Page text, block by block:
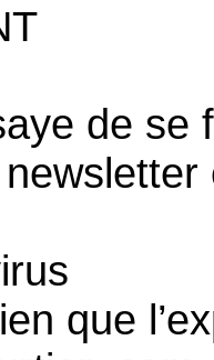
de se
que